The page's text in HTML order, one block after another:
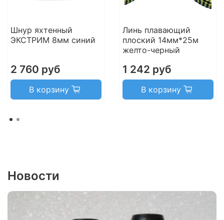
Шнур яхтенный
ЭКСТРИМ 8мм синий
2 760 руб
В корзину
Линь плавающий
плоский 14мм*25м
желто-черный
1 242 руб
В корзину
Новости